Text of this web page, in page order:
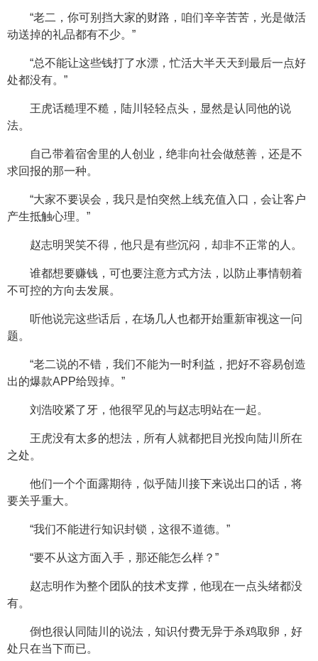
“老二，你可别挡大家的财路，咱们辛辛苦苦，光是做活
动送掉的礼品都有不少。”
“总不能让这些钱打了水漂，忙活大半天天到最后一点好
处都没有。”
王虎话糙理不糙，陆川轻轻点头，显然是认同他的说
法。
自己带着宿舍里的人创业，绝非向社会做慈善，还是不
求回报的那一种。
“大家不要误会，我只是怕突然上线充值入口，会让客户
产生抵触心理。”
赵志明哭笑不得，他只是有些沉闷，却非不正常的人。
谁都想要赚钱，可也要注意方式方法，以防止事情朝着
不可控的方向去发展。
听他说完这些话后，在场几人也都开始重新审视这一问
题。
“老二说的不错，我们不能为一时利益，把好不容易创造
出的爆款APP给毁掉。”
刘浩咬紧了牙，他很罕见的与赵志明站在一起。
王虎没有太多的想法，所有人就都把目光投向陆川所在
之处。
他们一个个面露期待，似乎陆川接下来说出口的话，将
要关乎重大。
“我们不能进行知识封锁，这很不道德。”
“要不从这方面入手，那还能怎么样？”
赵志明作为整个团队的技术支撑，他现在一点头绪都没
有。
倒也很认同陆川的说法，知识付费无异于杀鸡取卵，好
处只在当下而已。